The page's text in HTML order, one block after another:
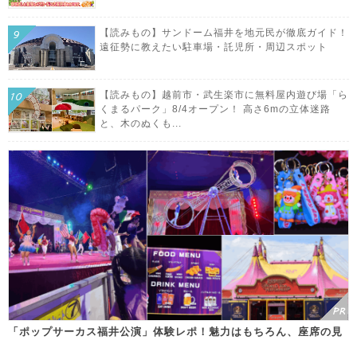
【読みもの】サンドーム福井を地元民が徹底ガイド！
遠征勢に教えたい駐車場・託児所・周辺スポット
【読みもの】越前市・武生楽市に無料屋内遊び場「ら
くまるパーク」8/4オープン！ 高さ6mの立体迷路
と、木のぬくも...
「ポップサーカス福井公演」体験レポ！魅力はもちろん、座席の見